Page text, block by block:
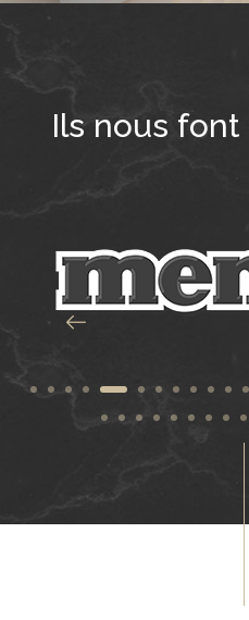
Ils nous font